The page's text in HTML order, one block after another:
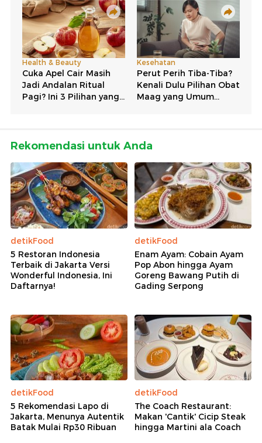
Rekomendasi untuk Anda
detikFood
5 Restoran Indonesia
Terbaik di Jakarta Versi
Wonderful Indonesia, Ini
Daftarnya!
detikFood
Enam Ayam: Cobain Ayam
Pop Abon hingga Ayam
Goreng Bawang Putih di
Gading Serpong
detikFood
5 Rekomendasi Lapo di
Jakarta, Menunya Autentik
Batak Mulai Rp30 Ribuan
detikFood
The Coach Restaurant:
Makan 'Cantik' Cicip Steak
hingga Martini ala Coach